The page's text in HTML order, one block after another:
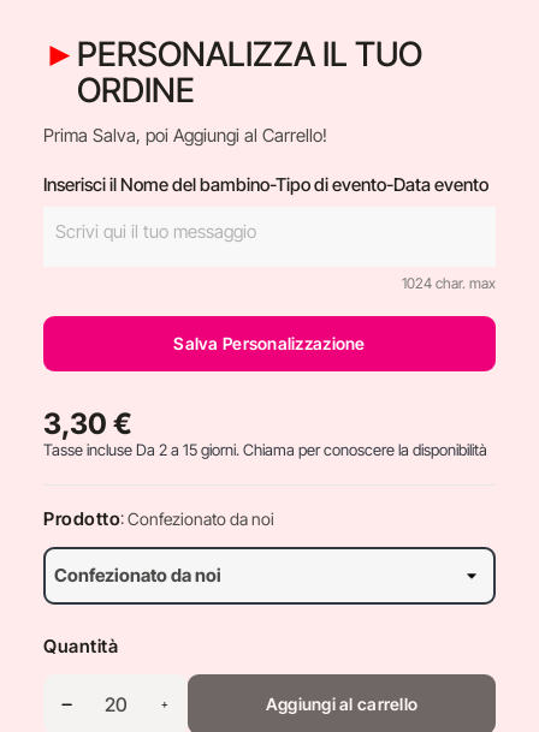
PERSONALIZZA IL TUO
ORDINE
Prima Salva, poi Aggiungi al Carrello!
Inserisci il Nome del bambino-Tipo di evento-Data evento
1024 char. max
Salva Personalizzazione
3,30 €
Tasse incluseDa 2 a 15 giorni. Chiama per conoscere la disponibilità
Prodotto: Confezionato da noi
Quantità
Aggiungi al carrello